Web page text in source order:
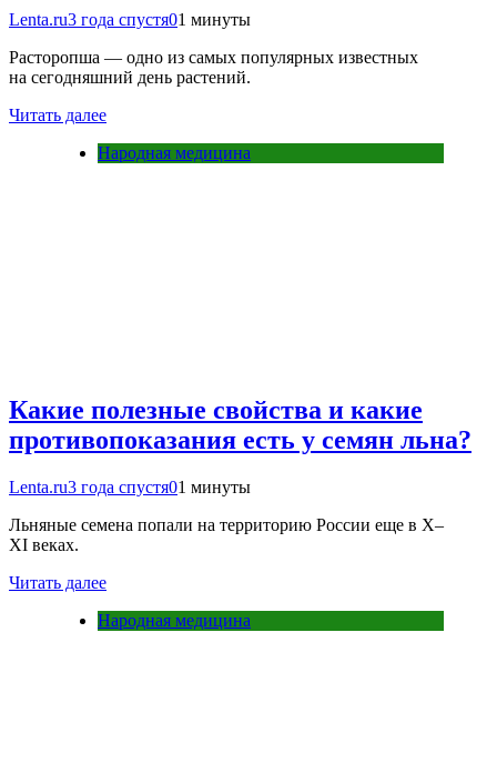
Lenta.ru3 года спустя01 минуты
Расторопша — одно из самых популярных известных
на сегодняшний день растений.
Читать далее
Народная медицина
Какие полезные свойства и какие
противопоказания есть у семян льна?
Lenta.ru3 года спустя01 минуты
Льняные семена попали на территорию России еще в X–
XI веках.
Читать далее
Народная медицина